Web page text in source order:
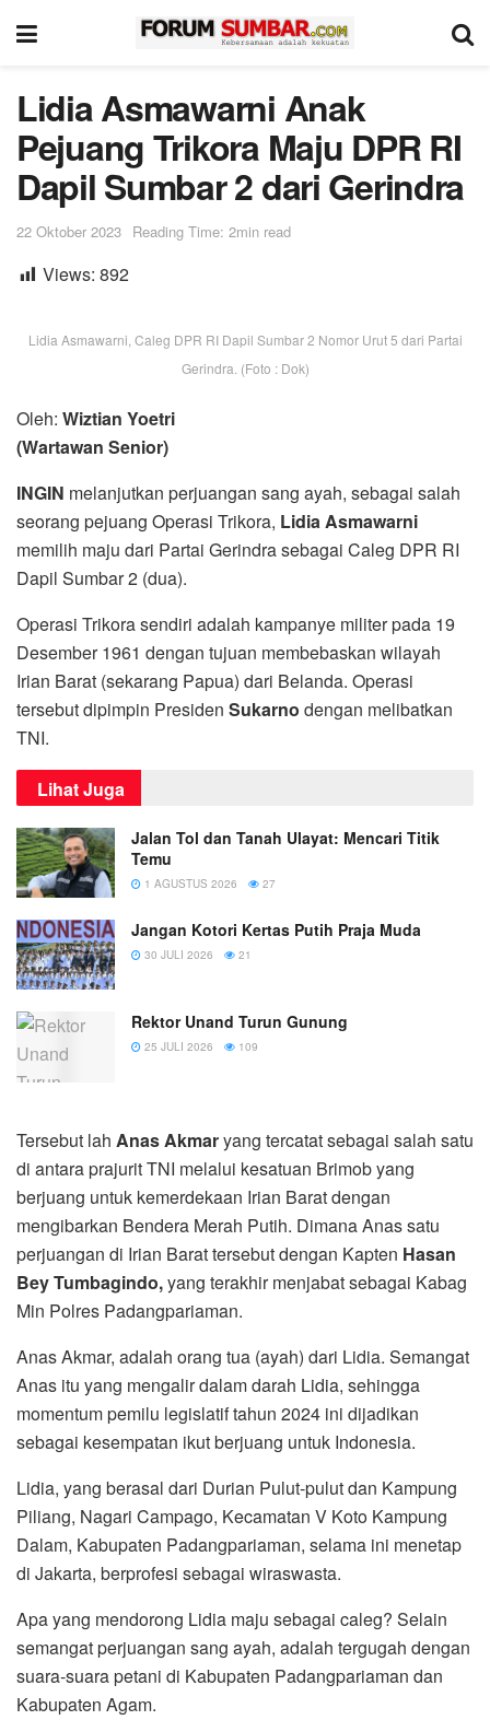
Lidia Asmawarni Anak
Pejuang Trikora Maju DPR RI
Dapil Sumbar 2 dari Gerindra
22 Oktober 2023 Reading Time: 2min read
Views: 892
Lidia Asmawarni, Caleg DPR RI Dapil Sumbar 2 Nomor Urut 5 dari Partai
Gerindra. (Foto : Dok)
Oleh: Wiztian Yoetri
(Wartawan Senior)
INGIN melanjutkan perjuangan sang ayah, sebagai salah
seorang pejuang Operasi Trikora, Lidia Asmawarni
memilih maju dari Partai Gerindra sebagai Caleg DPR RI
Dapil Sumbar 2 (dua).
Operasi Trikora sendiri adalah kampanye militer pada 19
Desember 1961 dengan tujuan membebaskan wilayah
Irian Barat (sekarang Papua) dari Belanda. Operasi
tersebut dipimpin Presiden Sukarno dengan melibatkan
TNI.
Lihat Juga
Jalan Tol dan Tanah Ulayat: Mencari Titik
Temu
1 AGUSTUS 2026 27
Jangan Kotori Kertas Putih Praja Muda
30 JULI 2026 21
Rektor Unand Turun Gunung
25 JULI 2026 109
Tersebut lah Anas Akmaryang tercatat sebagai salah satu
di antara prajurit TNI melalui kesatuan Brimob yang
berjuang untuk kemerdekaan Irian Barat dengan
mengibarkan Bendera Merah Putih. Dimana Anas satu
perjuangan di Irian Barat tersebut dengan Kapten Hasan
Bey Tumbagindo,yang terakhir menjabat sebagai Kabag
Min Polres Padangpariaman.
Anas Akmar, adalah orang tua (ayah) dari Lidia. Semangat
Anas itu yang mengalir dalam darah Lidia, sehingga
momentum pemilu legislatif tahun 2024 ini dijadikan
sebagai kesempatan ikut berjuang untuk Indonesia.
Lidia, yang berasal dari Durian Pulut-pulut dan Kampung
Piliang, Nagari Campago, Kecamatan V Koto Kampung
Dalam, Kabupaten Padangpariaman, selama ini menetap
di Jakarta, berprofesi sebagai wiraswasta.
Apa yang mendorong Lidia maju sebagai caleg? Selain
semangat perjuangan sang ayah, adalah tergugah dengan
suara-suara petani di Kabupaten Padangpariaman dan
Kabupaten Agam.